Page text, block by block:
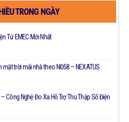
TRONG NGÀY
Tử EMEC Mới Nhất
mặt trời mái nhà theo NĐ58 – NEXATUS
Công Nghệ Đo Xa Hỗ Trợ Thu Thập Số Điện